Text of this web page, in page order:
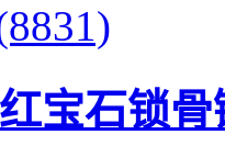
宝石锁骨